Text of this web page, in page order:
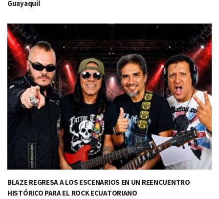
Guayaquil
BLAZE REGRESA A LOS ESCENARIOS EN UN REENCUENTRO
HISTÓRICO PARA EL ROCK ECUATORIANO